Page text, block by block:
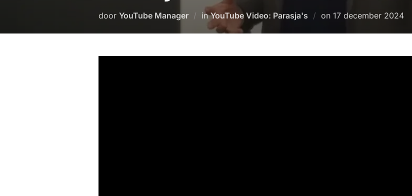
door YouTube Manager inYouTube Video: Parasja's on 17 december 2024